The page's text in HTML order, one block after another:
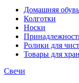
Домашняя обувь
Колготки
Носки
Ролики для
Товары для
Свечи